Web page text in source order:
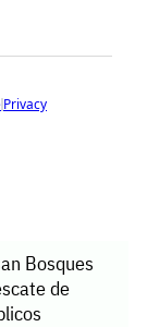
Bosques
de